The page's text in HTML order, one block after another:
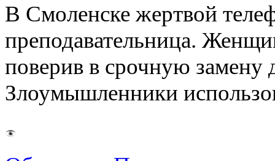
В Смоленске жертвой
преподавательница.
поверив в срочную замену
Злоумышленники